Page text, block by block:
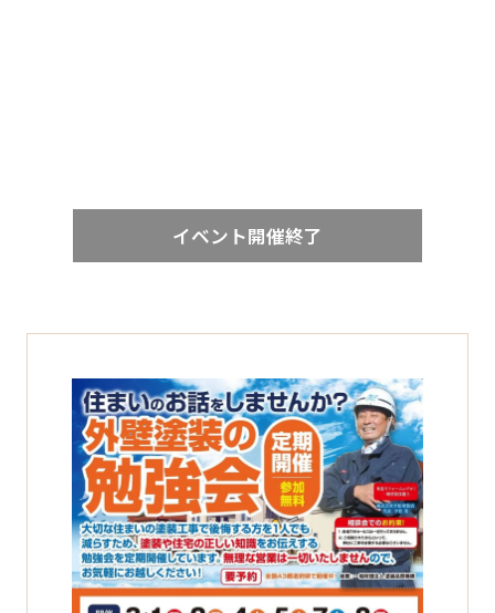
イベント開催終了